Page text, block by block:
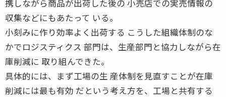
携しながら商品が出荷した後の 小売店での実売情報の
収集などにもあたって いる。
小刻みに作り効率よく出荷する こうした組織体制のな
かでロジスティクス 部門は、生産部門と協力しながら在
庫削減に 取り組んできた。
具体的には、まず工場の生 産体制を見直すことが在庫
削減には最も有効 だという考え方を、工場と共有する